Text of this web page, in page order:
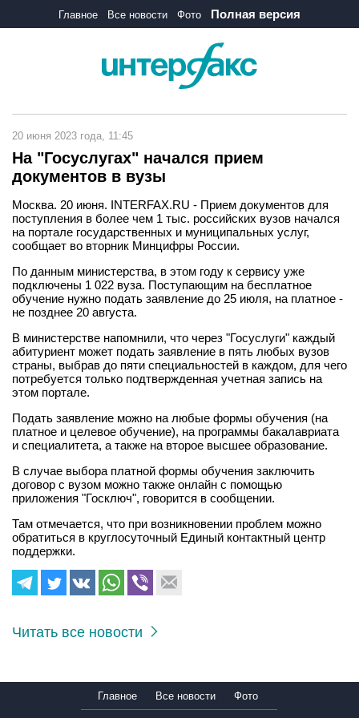
Главное Все новости Фото Полная версия
20 июня 2023 года, 11:45
На "Госуслугах" начался прием
документов в вузы
Москва. 20 июня. INTERFAX.RU - Прием документов для
поступления в более чем 1 тыс. российских вузов начался
на портале государственных и муниципальных услуг,
сообщает во вторник Минцифры России.
По данным министерства, в этом году к сервису уже
подключены 1 022 вуза. Поступающим на бесплатное
обучение нужно подать заявление до 25 июля, на платное -
не позднее 20 августа.
В министерстве напомнили, что через "Госуслуги" каждый
абитуриент может подать заявление в пять любых вузов
страны, выбрав до пяти специальностей в каждом, для чего
потребуется только подтвержденная учетная запись на
этом портале.
Подать заявление можно на любые формы обучения (на
платное и целевое обучение), на программы бакалавриата
и специалитета, а также на второе высшее образование.
В случае выбора платной формы обучения заключить
договор с вузом можно также онлайн с помощью
приложения "Госключ", говорится в сообщении.
Там отмечается, что при возникновении проблем можно
обратиться в круглосуточный Единый контактный центр
поддержки.
Читать все новости
Главное Все новости Фото